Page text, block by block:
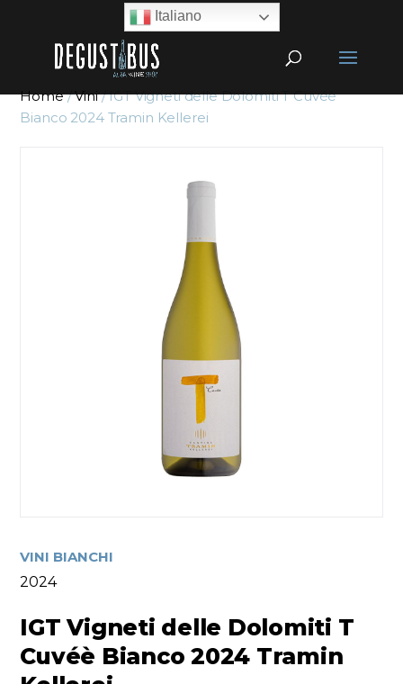
Home/Vini/ IGT Vigneti delle Dolomiti T Cuvéè
Bianco 2024 Tramin Kellerei
VINI BIANCHI
2024
IGT Vigneti delle Dolomiti T
Cuvéè Bianco 2024 Tramin
Italiano